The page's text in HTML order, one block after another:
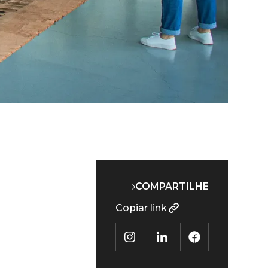
COMPARTILHE
Copiar link